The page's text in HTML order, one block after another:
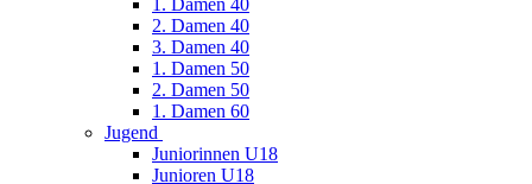
1. Damen 40
2. Damen 40
3. Damen 40
1. Damen 50
2. Damen 50
1. Damen 60
Jugend
Juniorinnen U18
Junioren U18